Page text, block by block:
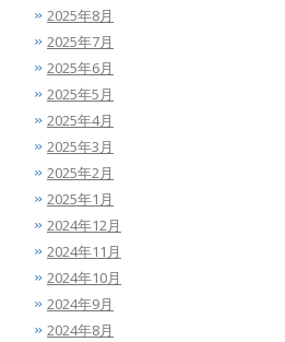
2025年8月
2025年7月
2025年6月
2025年5月
2025年4月
2025年3月
2025年2月
2025年1月
2024年12月
2024年11月
2024年10月
2024年9月
2024年8月